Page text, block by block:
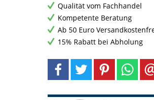
Qualität vom Fachhandel
Kompetente Beratung
Ab 50 Euro
15% Rabatt bei Abholung